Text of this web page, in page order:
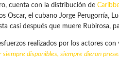
cuenta con la distribución de
Oscar, el cubano Jorge Perugorría,
casi después que muere Rubirosa,
realizados por los actores
siempre disponibles, siempre dieron